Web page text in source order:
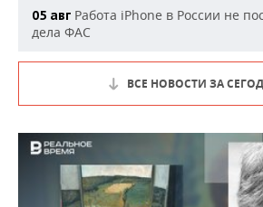
05 авг Работа iPhone в России не
дела ФАС
ВСЕ НОВОСТИ ЗА